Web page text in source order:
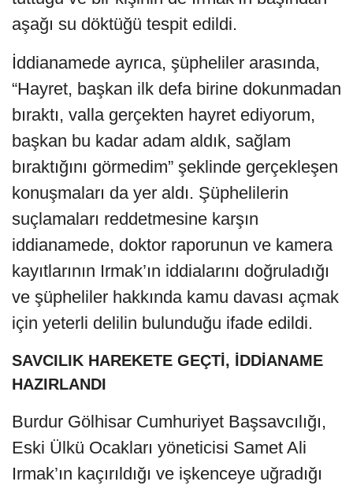
aşağı su döktüğü tespit edildi.
İddianamede ayrıca, şüpheliler arasında,
“Hayret, başkan ilk defa birine dokunmadan
bıraktı, valla gerçekten hayret ediyorum,
başkan bu kadar adam aldık, sağlam
bıraktığını görmedim” şeklinde gerçekleşen
konuşmaları da yer aldı. Şüphelilerin
suçlamaları reddetmesine karşın
iddianamede, doktor raporunun ve kamera
kayıtlarının Irmak’ın iddialarını doğruladığı
ve şüpheliler hakkında kamu davası açmak
için yeterli delilin bulunduğu ifade edildi.
SAVCILIK HAREKETE GEÇTİ, İDDİANAME
HAZIRLANDI
Burdur Gölhisar Cumhuriyet Başsavcılığı,
Eski Ülkü Ocakları yöneticisi Samet Ali
Irmak’ın kaçırıldığı ve işkenceye uğradığı